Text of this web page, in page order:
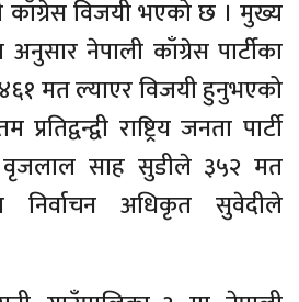
काँग्रेस विजयी भएको छ । मुख्य
अनुसार नेपाली काँग्रेस पार्टीका
४६१ मत ल्याएर विजयी हुनुभएको
राष्ट्रिय जनता पार्टी
वृजलाल साह सुडीले ३५२ मत
निर्वाचन अधिकृत सुवेदीले